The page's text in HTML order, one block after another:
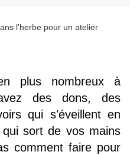
plus nombreux à
des dons, des
qui s'éveillent en
sort de vos mains
comment faire pour